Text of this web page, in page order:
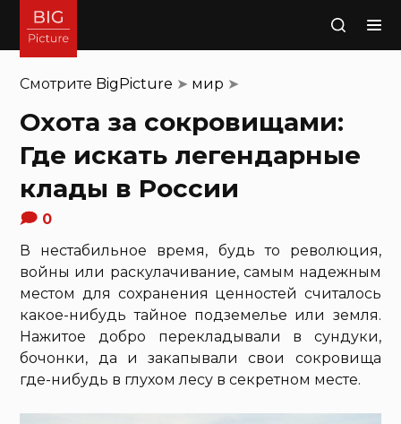
Поиск
Смотрите BigPicture ➤ мир ➤
Охота за сокровищами:
Где искать легендарные
клады в России
0
В нестабильное время, будь то революция,
войны или раскулачивание, самым надежным
местом для сохранения ценностей считалось
какое-нибудь тайное подземелье или земля.
Нажитое добро перекладывали в сундуки,
бочонки, да и закапывали свои сокровища
где-нибудь в глухом лесу в секретном месте.